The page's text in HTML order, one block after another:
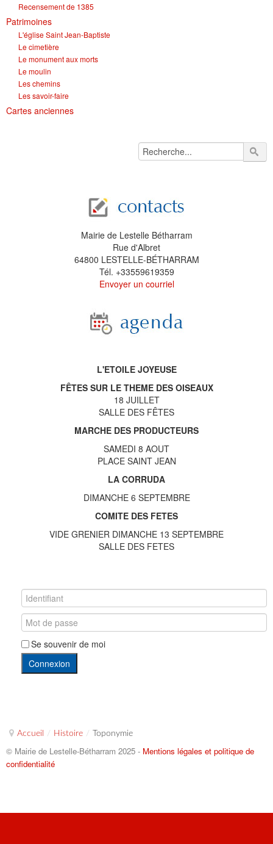
Recensement de 1385
Patrimoines
L'église Saint Jean-Baptiste
Le cimetière
Le monument aux morts
Le moulin
Les chemins
Les savoir-faire
Cartes anciennes
Mairie de Lestelle Bétharram
Rue d'Albret
64800 LESTELLE-BÉTHARRAM
Tél. +33559619359
Envoyer un courriel
L'ETOILE JOYEUSE
FÊTES SUR LE THEME DES OISEAUX
18 JUILLET
SALLE DES FÊTES
MARCHE DES PRODUCTEURS
SAMEDI 8 AOUT
PLACE SAINT JEAN
LA CORRUDA
DIMANCHE 6 SEPTEMBRE
COMITE DES FETES
VIDE GRENIER DIMANCHE 13 SEPTEMBRE
SALLE DES FETES
Se souvenir de moi
Connexion
Accueil / Histoire / Toponymie
© Mairie de Lestelle-Bétharram 2025 - Mentions légales et politique de
confidentialité